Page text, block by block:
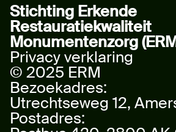
Stichting Erkende
Restauratiekwaliteit
Monumentenzorg
Privacy verklaring
© 2025 ERM
Bezoekadres:
Utrechtseweg 12,
Postadres: